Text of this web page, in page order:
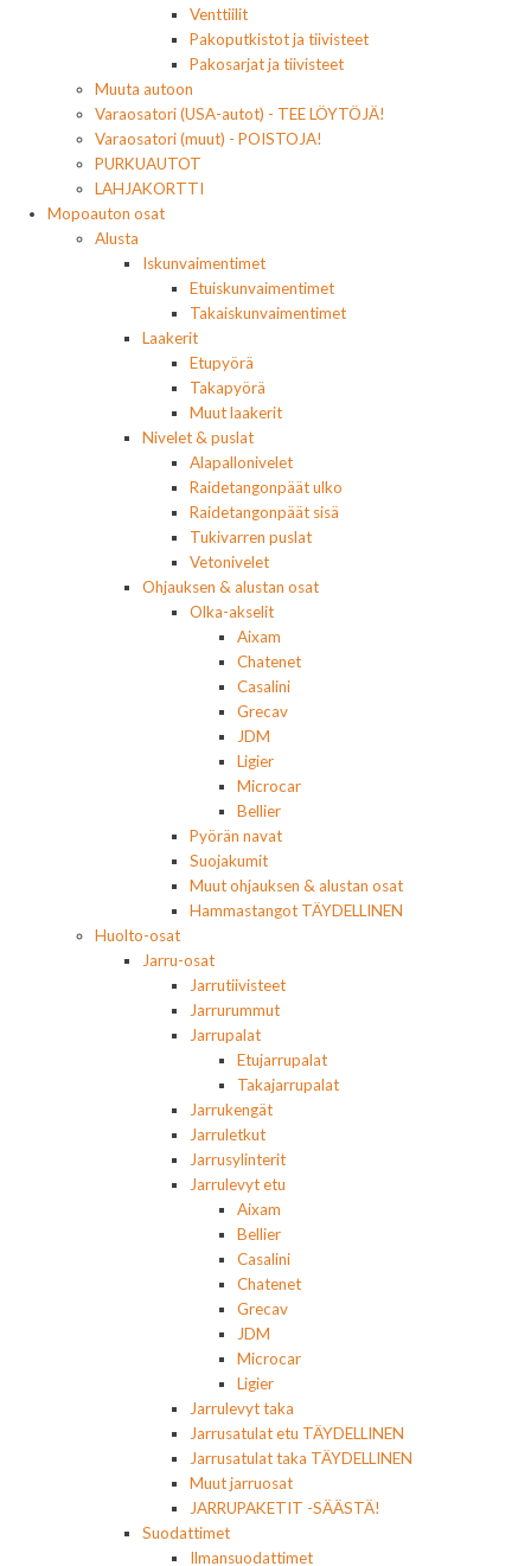
Venttiilit
Pakoputkistot ja tiivisteet
Pakosarjat ja tiivisteet
Muuta autoon
Varaosatori (USA-autot) - TEE LÖYTÖJÄ!
Varaosatori (muut) - POISTOJA!
PURKUAUTOT
LAHJAKORTTI
Mopoauton osat
Alusta
Iskunvaimentimet
Etuiskunvaimentimet
Takaiskunvaimentimet
Laakerit
Etupyörä
Takapyörä
Muut laakerit
Nivelet & puslat
Alapallonivelet
Raidetangonpäät ulko
Raidetangonpäät sisä
Tukivarren puslat
Vetonivelet
Ohjauksen & alustan osat
Olka-akselit
Aixam
Chatenet
Casalini
Grecav
JDM
Ligier
Microcar
Bellier
Pyörän navat
Suojakumit
Muut ohjauksen & alustan osat
Hammastangot TÄYDELLINEN
Huolto-osat
Jarru-osat
Jarrutiivisteet
Jarrurummut
Jarrupalat
Etujarrupalat
Takajarrupalat
Jarrukengät
Jarruletkut
Jarrusylinterit
Jarrulevyt etu
Aixam
Bellier
Casalini
Chatenet
Grecav
JDM
Microcar
Ligier
Jarrulevyt taka
Jarrusatulat etu TÄYDELLINEN
Jarrusatulat taka TÄYDELLINEN
Muut jarruosat
JARRUPAKETIT -SÄÄSTÄ!
Suodattimet
Ilmansuodattimet